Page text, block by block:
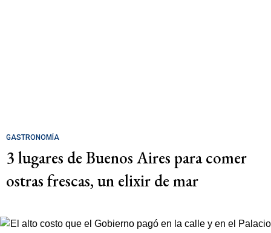
GASTRONOMÍA
3 lugares de Buenos Aires para comer
ostras frescas, un elixir de mar